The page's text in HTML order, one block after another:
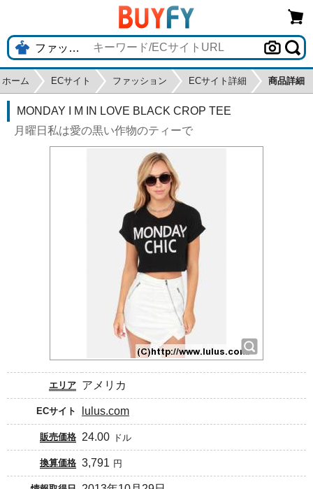
ホーム ECサイト ファッション ECサイト詳細 商品詳細
MONDAY I M IN LOVE BLACK CROP TEE
月曜日私は愛の黒い作物のティーで
エリア アメリカ
ECサイト lulus.com
販売価格 24.00 ドル
換算価格 3,791 円